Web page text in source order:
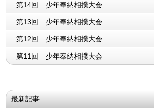
第14回 少年奉納相撲大会
第13回 少年奉納相撲大会
第12回 少年奉納相撲大会
第11回 少年奉納相撲大会
最新記事